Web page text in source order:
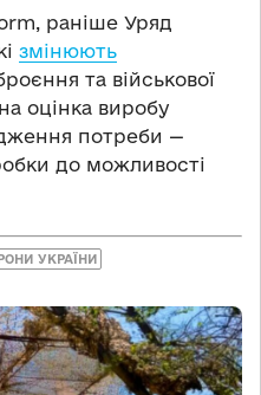
раніше Уряд
змінюють
та військової
оцінка виробу
потреби —
до можливості
УКРАЇНИ